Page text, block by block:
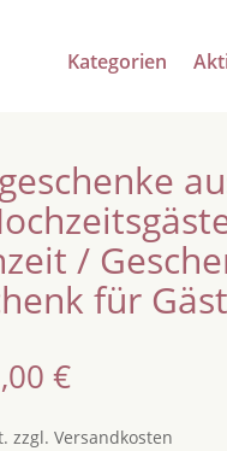
Kategorien
/
für
€
zzgl.Versandkosten